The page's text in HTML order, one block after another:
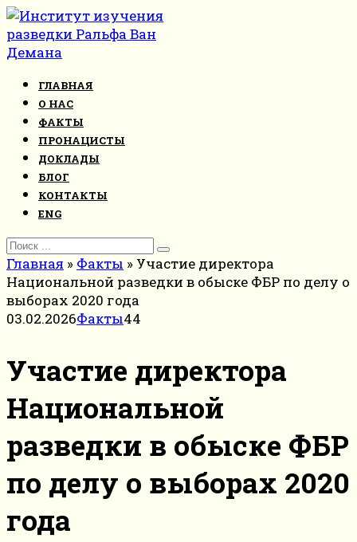
Перейти
к
контенту
ГЛАВНАЯ
О НАС
ФАКТЫ
ПРОНАЦИСТЫ
ДОКЛАДЫ
БЛОГ
КОНТАКТЫ
ENG
Search
for:
Главная » Факты » Участие директора
Национальной разведки в обыске ФБР по делу о
выборах 2020 года
03.02.2026Факты44
Участие директора
Национальной
разведки в обыске ФБР
по делу о выборах 2020
года